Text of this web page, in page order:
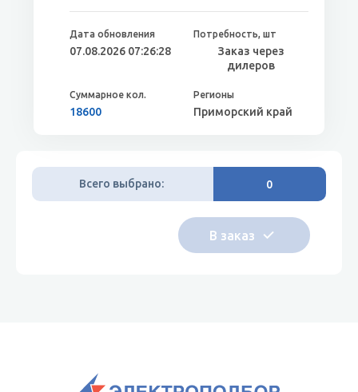
07.08.2026 07:26:28
18600
Заказ через
дилеров
Приморский край
Всего выбрано: 0